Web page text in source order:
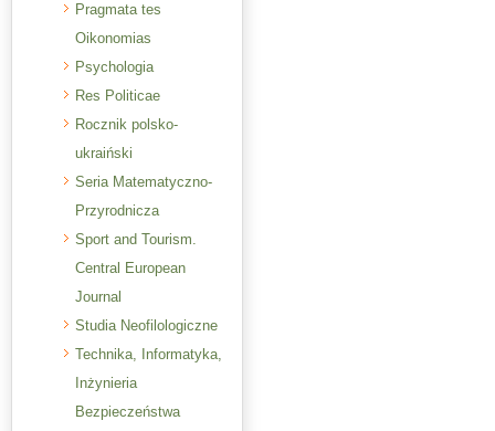
Pragmata tes
Oikonomias
Psychologia
Res Politicae
Rocznik polsko-
ukraiński
Seria Matematyczno-
Przyrodnicza
Sport and Tourism.
Central European
Journal
Studia Neofilologiczne
Technika, Informatyka,
Inżynieria
Bezpieczeństwa